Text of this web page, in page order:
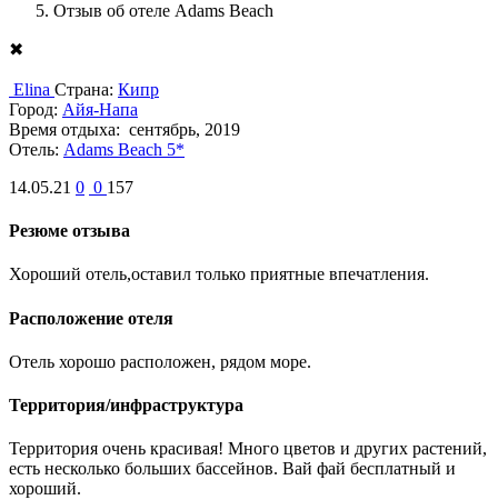
Отзыв об отеле Adams Beach
✖
Elina Страна: Кипр
Город: Айя-Напа
Время отдыха: сентябрь, 2019
Отель: Adams Beach 5*
14.05.21 0 0 157
Резюме отзыва
Хороший отель,оставил только приятные впечатления.
Расположение отеля
Отель хорошо расположен, рядом море.
Территория/инфраструктура
Территория очень красивая! Много цветов и других растений,
есть несколько больших бассейнов. Вай фай бесплатный и
хороший.